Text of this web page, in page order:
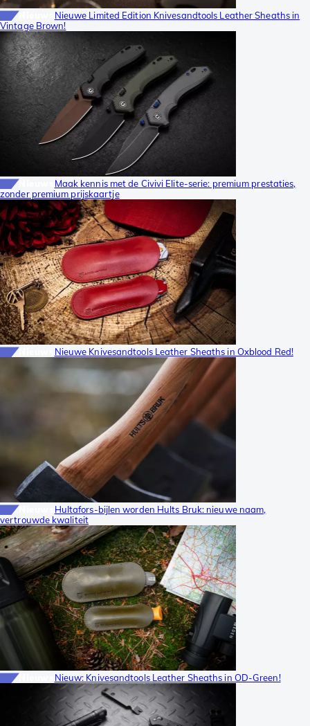
Nieuws Nieuwe Limited Edition Knivesandtools Leather Sheaths in
Vintage Brown!
Nieuws Maak kennis met de Civivi Elite-serie: premium prestaties,
zonder premium prijskaartje
Nieuws Nieuwe Knivesandtools Leather Sheaths in Oxblood Red!
Nieuws Hultafors-bijlen worden Hults Bruk: nieuwe naam,
vertrouwde kwaliteit
Nieuws Nieuw: Knivesandtools Leather Sheaths in OD-Green!